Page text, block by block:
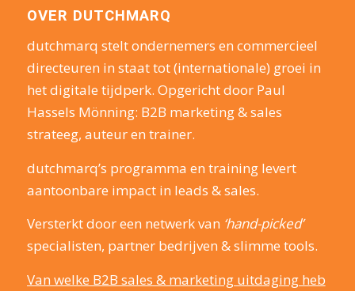
OVER DUTCHMARQ
dutchmarq stelt ondernemers en commercieel
directeuren in staat tot (internationale) groei in
het digitale tijdperk. Opgericht door Paul
Hassels Mönning: B2B marketing & sales
strateeg, auteur en trainer.
dutchmarq’s programma en training levert
aantoonbare impact in leads & sales.
Versterkt door een netwerk van ‘hand-picked’
specialisten, partner bedrijven & slimme tools.
Van welke B2B sales & marketing uitdaging heb